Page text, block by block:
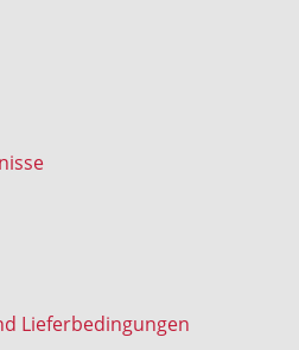
Lieferbedingungen